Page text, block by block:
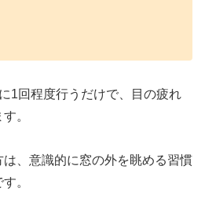
1回程度行うだけで、目の疲れ
。
、意識的に窓の外を眺める習慣
。